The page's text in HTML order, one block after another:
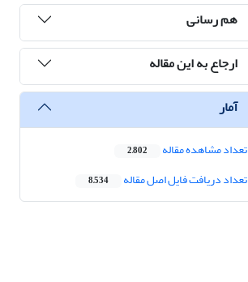
هم رسانی
ارجاع به این مقاله
آمار
تعداد مشاهده مقاله 2,802
تعداد دریافت فایل اصل مقاله 8,534